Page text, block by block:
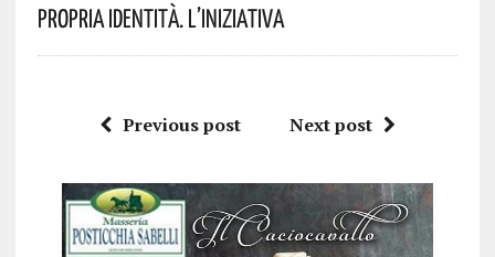
Propria Identità. L’iniziativa
Previous post Next post